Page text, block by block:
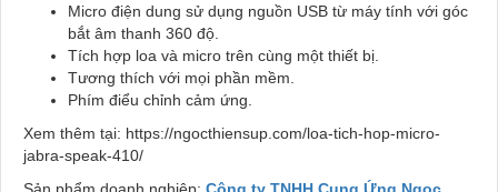
Micro điện dung sử dụng nguồn USB từ máy tính với góc
bắt âm thanh 360 độ.
Tích hợp loa và micro trên cùng một thiết bị.
Tương thích với mọi phần mềm.
Phím điểu chỉnh cảm ứng.
Xem thêm tại: https://ngocthiensup.com/loa-tich-hop-micro-
jabra-speak-410/